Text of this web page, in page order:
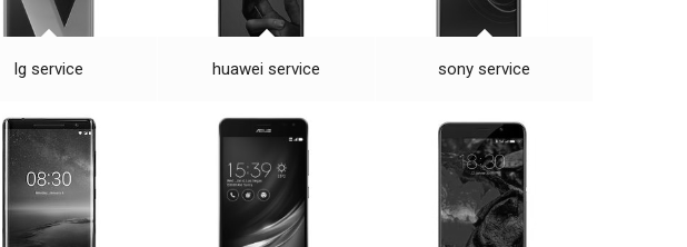
lg service huawei service sony service